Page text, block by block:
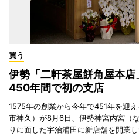
買う
伊勢「二軒茶屋餅角屋本
450年間で初の支店
1575年の創業から今年で451年を迎
市神久）が8月6日、伊勢神宮内宮（
りに面した宇治浦田に新店舗を開業し